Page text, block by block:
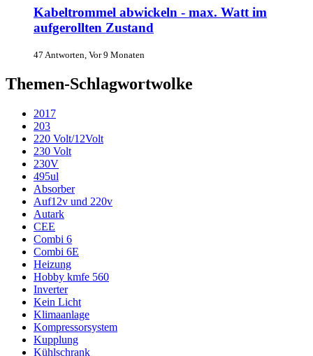
Kabeltrommel abwickeln - max. Watt im
aufgerollten Zustand
47 Antworten, Vor 9 Monaten
Themen-Schlagwortwolke
2017
203
220 Volt/12Volt
230 Volt
230V
495ul
Absorber
Auf12v und 220v
Autark
CEE
Combi 6
Combi 6E
Heizung
Hobby kmfe 560
Inverter
Kein Licht
Klimaanlage
Kompressorsystem
Kupplung
Kühlschrank